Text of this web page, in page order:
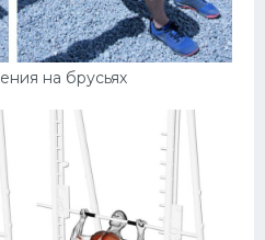
на брусьях